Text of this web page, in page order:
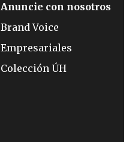
Anuncie con nosotros
Brand Voice
Empresariales
Colección ÚH